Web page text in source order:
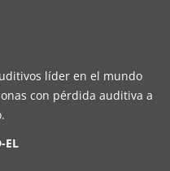
líder en el mundo
con pérdida auditiva a
EL